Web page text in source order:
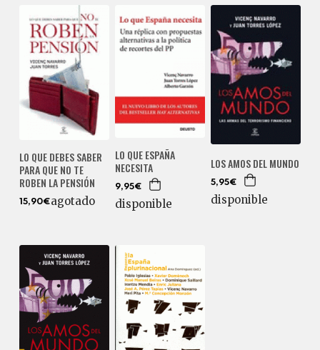
LO QUE DEBES SABER
PARA QUE NO TE
ROBEN LA PENSIÓN
15,90€agotado
LO QUE ESPAÑA
NECESITA
9,95€
disponible
LOS AMOS DEL MUNDO
5,95€
disponible